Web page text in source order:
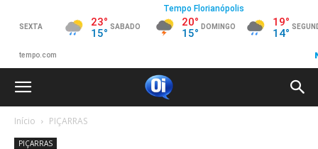
Início PIÇARRAS
PIÇARRAS